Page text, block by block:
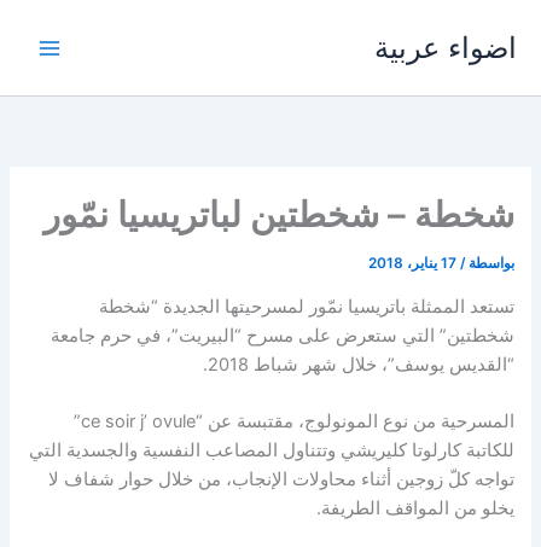
اضواء عربية
شخطة – شخطتين لباتريسيا نمّور
بواسطة /17 يناير، 2018
تستعد الممثلة باتريسيا نمّور لمسرحيتها الجديدة “شخطة
شخطتين” التي ستعرض على مسرح “البيريت”، في حرم جامعة
“القديس يوسف”، خلال شهر شباط 2018.
المسرحية من نوع المونولوج، مقتبسة عن “ce soir j’ ovule”
للكاتبة كارلوتا كليريشي وتتناول المصاعب النفسية والجسدية التي
تواجه كلّ زوجين أثناء محاولات الإنجاب، من خلال حوار شفاف لا
يخلو من المواقف الطريفة.